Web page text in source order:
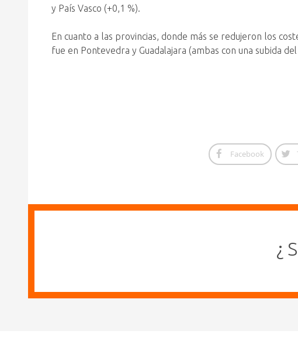
y País Vasco (+0,1 %).
En cuanto a las provincias, donde más se redujeron los
fue en Pontevedra y Guadalajara (ambas con una subida del
Facebook
¿